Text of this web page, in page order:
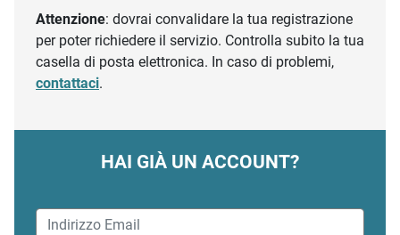
Attenzione: dovrai convalidare la tua registrazione
per poter richiedere il servizio. Controlla subito la tua
casella di posta elettronica. In caso di problemi,
contattaci.
HAI GIÀ UN ACCOUNT?